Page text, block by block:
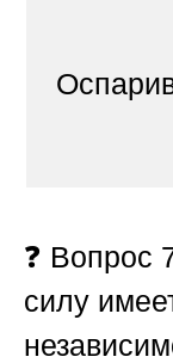
❓ Вопрос
силу